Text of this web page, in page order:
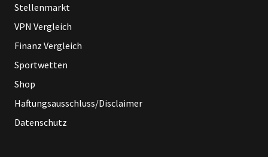
Stellenmarkt
VPN Vergleich
Finanz Vergleich
Sportwetten
Shop
Haftungsausschluss/Disclaimer
Datenschutz